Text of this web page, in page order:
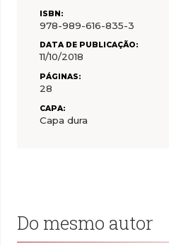
ISBN:
978-989-616-835-3
DATA DE PUBLICAÇÃO:
11/10/2018
PÁGINAS:
28
CAPA:
Capa dura
Do mesmo autor